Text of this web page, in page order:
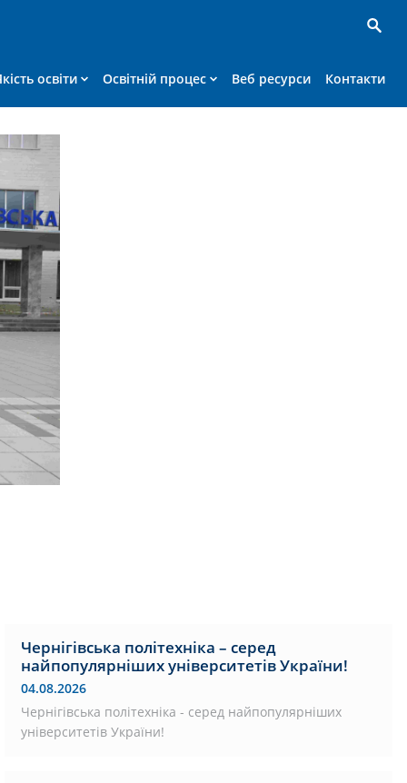
освіти Освітній процес Веб ресурси Контакти
Чернігівська політехніка – серед
найпопулярніших університетів України!
04.08.2026
Чернігівська політехніка - серед найпопулярніших
університетів України!